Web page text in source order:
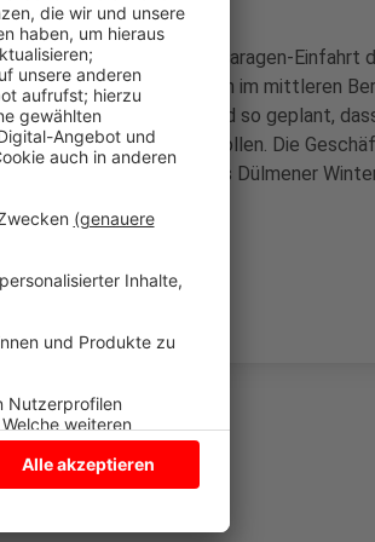
Zwischen der Tiefgaragen-Einfahrt
Arbeiter den Steinteppich im mittleren
auf. Die Arbeiten sind so geplant,
verschlossen sein sollen. Die
die Aufbauarbeiten des Dülmener